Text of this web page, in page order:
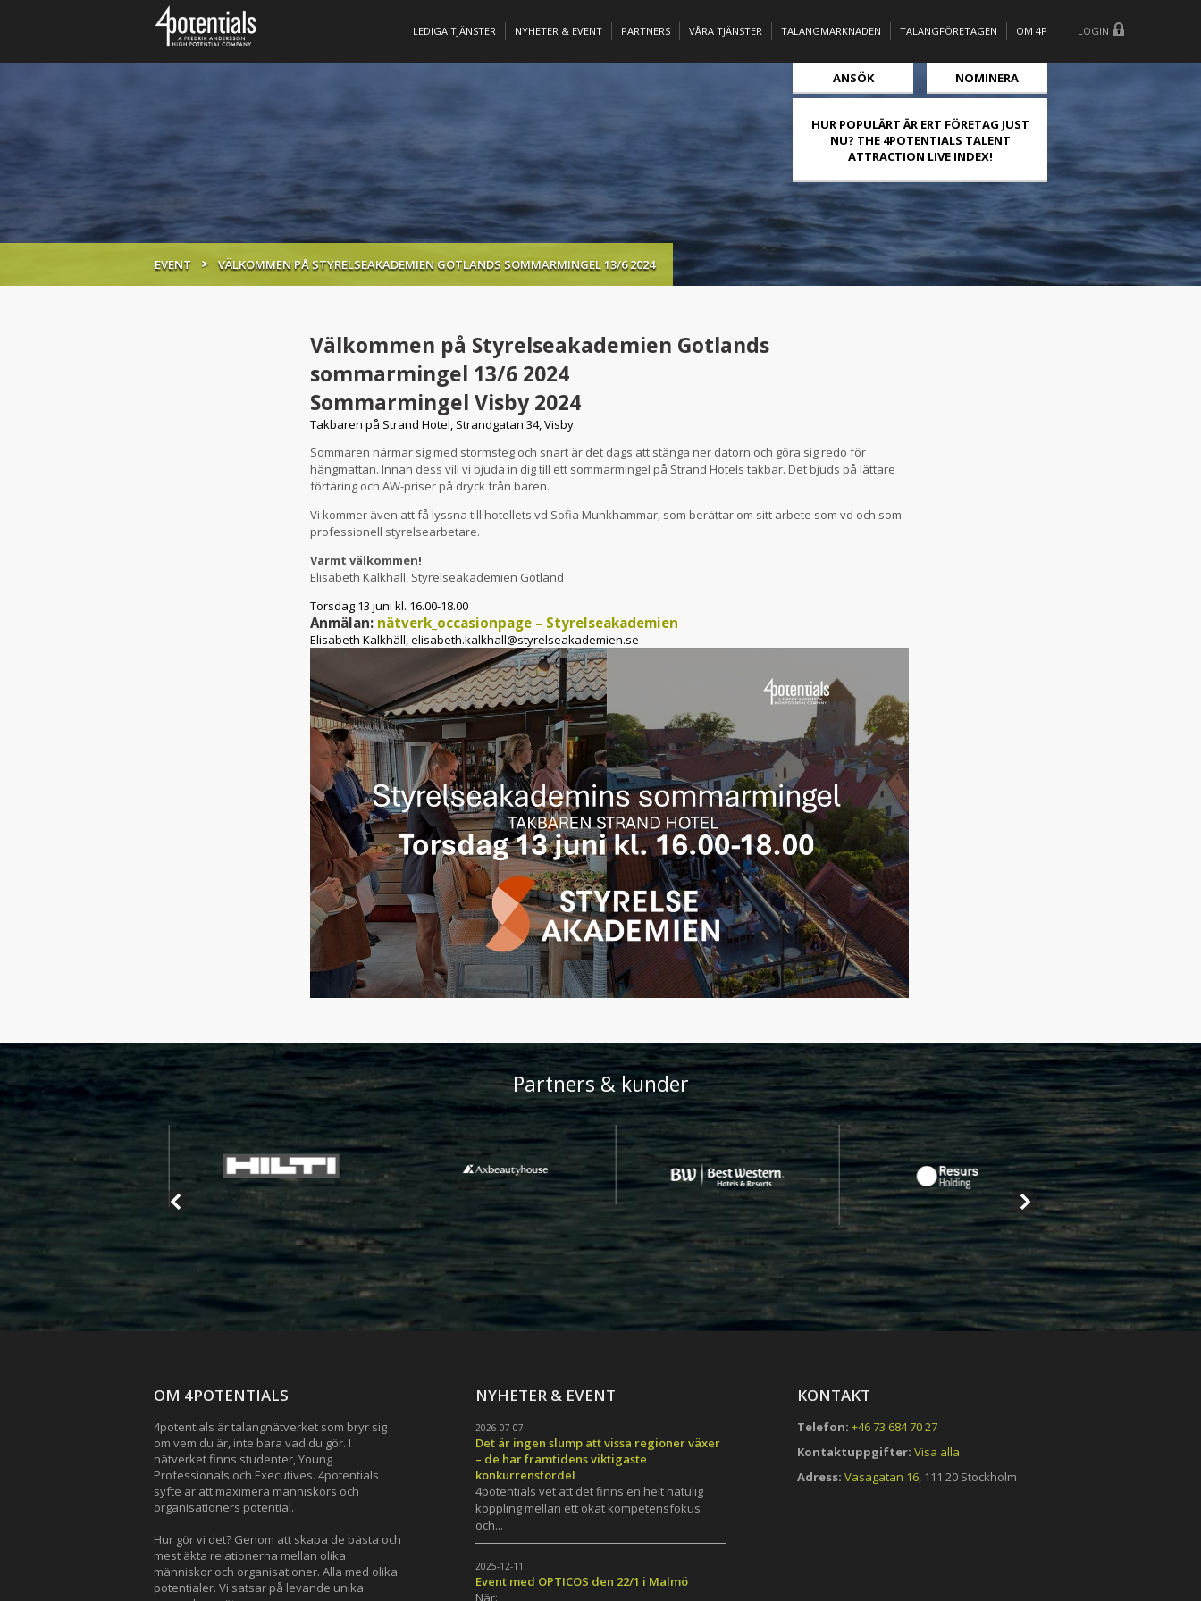
LEDIGA TJÄNSTER NYHETER & EVENT PARTNERS VÅRA TJÄNSTER TALANGMARKNADEN TALANGFÖRETAGEN OM 4P LOGIN
ANSÖK NOMINERA
HUR POPULÄRT ÄR ERT FÖRETAG JUST
NU? THE 4POTENTIALS TALENT
ATTRACTION LIVE INDEX!
EVENT VÄLKOMMEN PÅ STYRELSEAKADEMIEN GOTLANDS SOMMARMINGEL 13/6 2024
Välkommen på Styrelseakademien Gotlands
sommarmingel 13/6 2024
Sommarmingel Visby 2024
Takbaren på Strand Hotel, Strandgatan 34, Visby.
Sommaren närmar sig med stormsteg och snart är det dags att stänga ner datorn och göra sig redo för
hängmattan. Innan dess vill vi bjuda in dig till ett sommarmingel på Strand Hotels takbar. Det bjuds på lättare
förtäring och AW-priser på dryck från baren.
Vi kommer även att få lyssna till hotellets vd Sofia Munkhammar, som berättar om sitt arbete som vd och som
professionell styrelsearbetare.
Varmt välkommen!
Elisabeth Kalkhäll, Styrelseakademien Gotland
Torsdag 13 juni kl. 16.00-18.00
Anmälan: nätverk_occasionpage – Styrelseakademien
Elisabeth Kalkhäll, elisabeth.kalkhall@styrelseakademien.se
Partners & kunder
OM 4POTENTIALS
4potentials är talangnätverket som bryr sig
om vem du är, inte bara vad du gör. I
nätverket finns studenter, Young
Professionals och Executives. 4potentials
syfte är att maximera människors och
organisationers potential.
Hur gör vi det? Genom att skapa de bästa och
mest äkta relationerna mellan olika
människor och organisationer. Alla med olika
potentialer. Vi satsar på levande unika
NYHETER & EVENT
2026-07-07
Det är ingen slump att vissa regioner växer
– de har framtidens viktigaste
konkurrensfördel
4potentials vet att det finns en helt natulig
koppling mellan ett ökat kompetensfokus
och...
2025-12-11
Event med OPTICOS den 22/1 i Malmö
När:
KONTAKT
Telefon: +46 73 684 70 27
Kontaktuppgifter: Visa alla
Adress: Vasagatan 16, 111 20 Stockholm